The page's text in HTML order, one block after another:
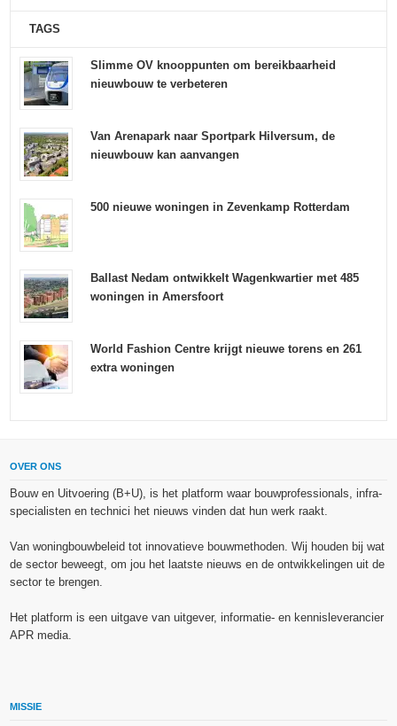
TAGS
Slimme OV knooppunten om bereikbaarheid
nieuwbouw te verbeteren
Van Arenapark naar Sportpark Hilversum, de
nieuwbouw kan aanvangen
500 nieuwe woningen in Zevenkamp Rotterdam
Ballast Nedam ontwikkelt Wagenkwartier met 485
woningen in Amersfoort
World Fashion Centre krijgt nieuwe torens en 261
extra woningen
OVER ONS
Bouw en Uitvoering (B+U), is het platform waar bouwprofessionals, infra-
specialisten en technici het nieuws vinden dat hun werk raakt.
Van woningbouwbeleid tot innovatieve bouwmethoden. Wij houden bij wat
de sector beweegt, om jou het laatste nieuws en de ontwikkelingen uit de
sector te brengen.
Het platform is een uitgave van uitgever, informatie- en kennisleverancier
APR media.
MISSIE